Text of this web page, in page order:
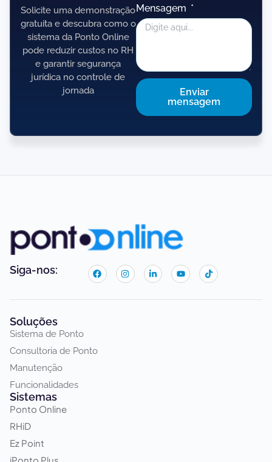
Solicite uma demonstração
gratuita e descubra como o
sistema da Ponto Online
pode reduzir custos no RH
e garantir segurança
jurídica no controle de
jornada
Mensagem
Enviar
mensagem
Siga-nos:
Soluções
Sistema de Ponto
Consultoria de Ponto
Manutenção
Funcionalidades
Sistemas
Ponto Online
RHiD
Ez Point